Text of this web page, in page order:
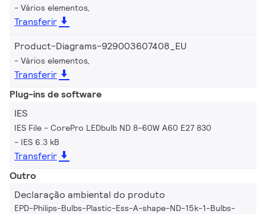
Vários elementos,
Transferir
Product-Diagrams-929003607408_EU
Vários elementos,
Transferir
Plug-ins de software
IES
IES File - CorePro LEDbulb ND 8-60W A60 E27 830
IES 6.3 kB
Transferir
Outro
Declaração ambiental do produto
EPD-Philips-Bulbs-Plastic-Ess-A-shape-ND-15k-1-Bulbs-